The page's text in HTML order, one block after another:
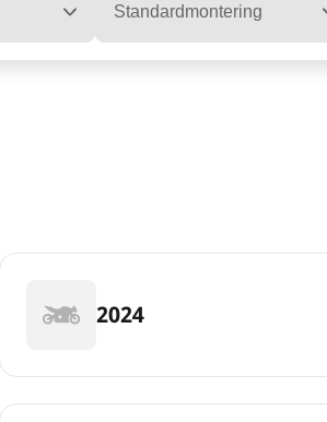
Standardmontering
2024